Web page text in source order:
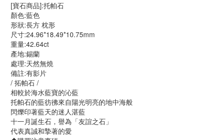
[寶石商品]:托帕石
顏色:藍色
形狀:長方 枕形
尺寸:24.96*18.49*10.75mm
重量:42.64ct
產地:錫蘭
處理:天然無燒
備註:有影片
/ 拓帕石 /
相較於海水藍寶的沁藍
托帕石的藍彷彿來自陽光明亮的地中海般
閃爍印著藍天的迷人湛藍
十一月誕生石，譽為「友誼之石」
代表真誠和摯著的愛